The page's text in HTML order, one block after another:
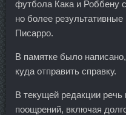
футбола Кака и Роббену
но более
Писарро.
В памятке было
куда отправить справку.
В текущей редакции
поощрений, включая